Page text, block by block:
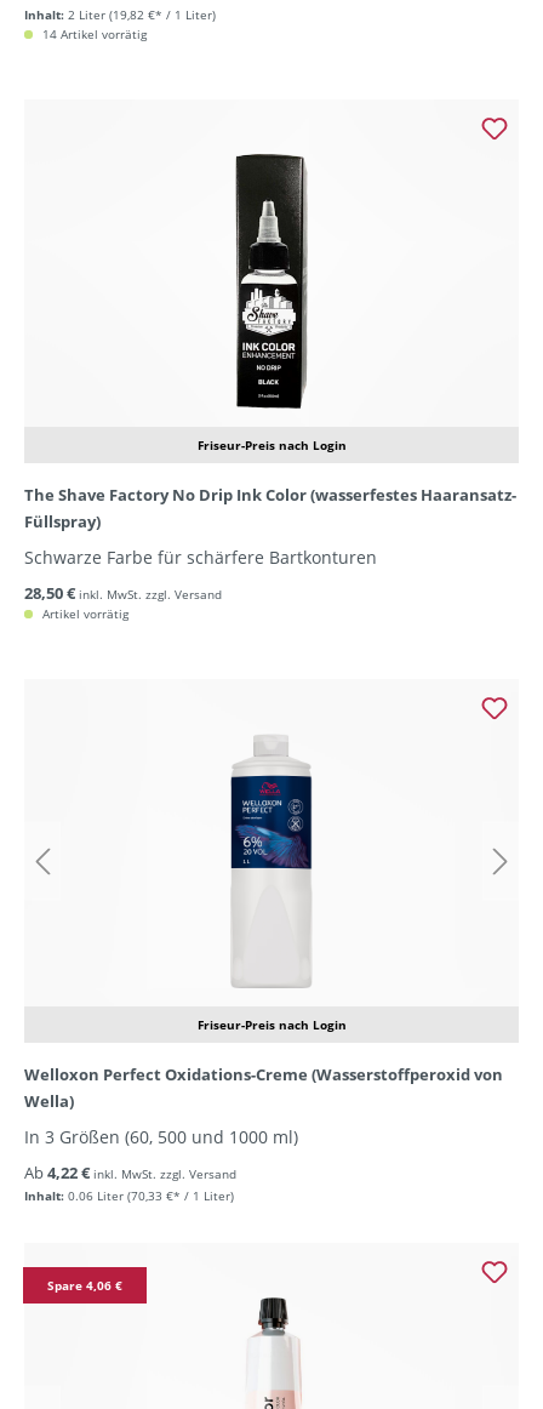
Inhalt: 2 Liter (19,82 €* / 1 Liter)
14 Artikel vorrätig
Friseur-Preis nach Login
The Shave Factory No Drip Ink Color (wasserfestes Haaransatz-
Füllspray)
Schwarze Farbe für schärfere Bartkonturen
28,50 € inkl. MwSt. zzgl. Versand
Artikel vorrätig
Friseur-Preis nach Login
Welloxon Perfect Oxidations-Creme (Wasserstoffperoxid von
Wella)
In 3 Größen (60, 500 und 1000 ml)
Inhalt: 0.06 Liter (70,33 €* / 1 Liter)
Ab4,22 € inkl. MwSt. zzgl. Versand
Spare 4,06 €